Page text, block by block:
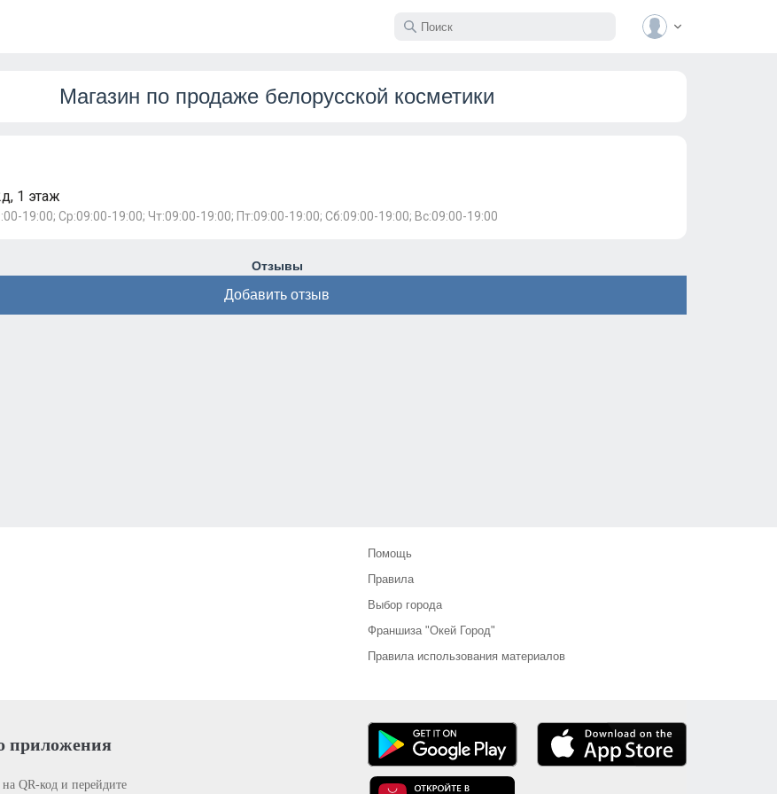
Магазин по продаже белорусской косметики
1 этаж
19:00; Ср:09:00-19:00; Чт:09:00-19:00; Пт:09:00-19:00; Сб:09:00-19:00; Вс:09:00-19:00
Отзывы
Добавить отзыв
Помощь
Правила
Выбор города
Франшиза "Окей Город"
Правила использования материалов
приложения
QR-код и перейдите